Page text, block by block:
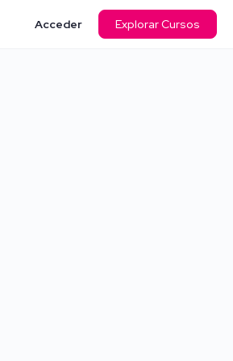
Acceder Explorar Cursos